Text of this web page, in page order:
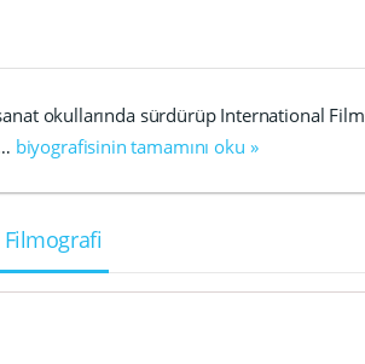
okullarında sürdürüp International Film
biyografisinin tamamını oku »
Filmografi